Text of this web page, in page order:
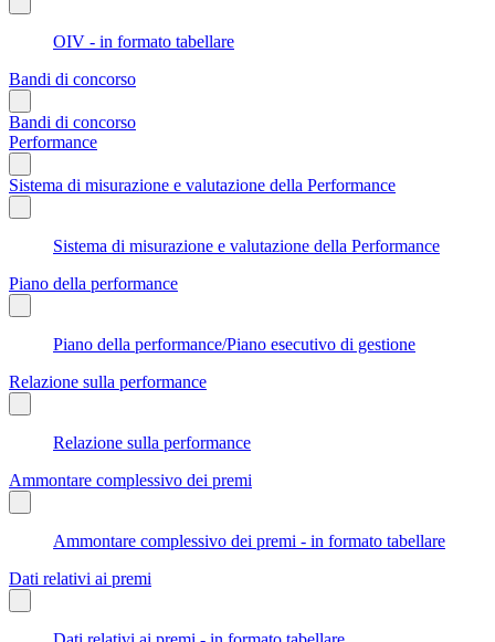
OIV - in formato tabellare
Bandi di concorso
Bandi di concorso
Performance
Sistema di misurazione e valutazione della Performance
Sistema di misurazione e valutazione della Performance
Piano della performance
Piano della performance/Piano esecutivo di gestione
Relazione sulla performance
Relazione sulla performance
Ammontare complessivo dei premi
Ammontare complessivo dei premi - in formato tabellare
Dati relativi ai premi